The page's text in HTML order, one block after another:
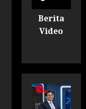
Berita
Video